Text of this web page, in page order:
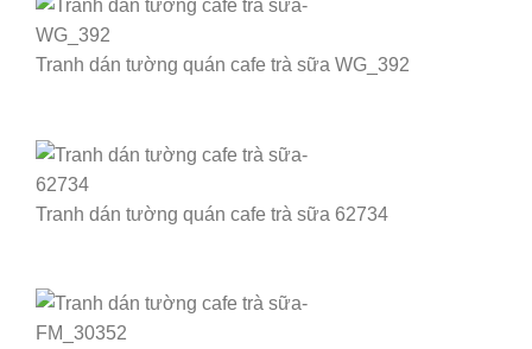
Tranh dán tường quán cafe trà sữa WG_392
Tranh dán tường quán cafe trà sữa 62734